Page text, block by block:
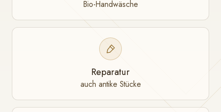
Bio-Handwäsche
Reparatur
auch antike Stücke